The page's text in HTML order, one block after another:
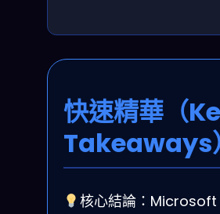
快速精華（
Takeaways）
核心結論：